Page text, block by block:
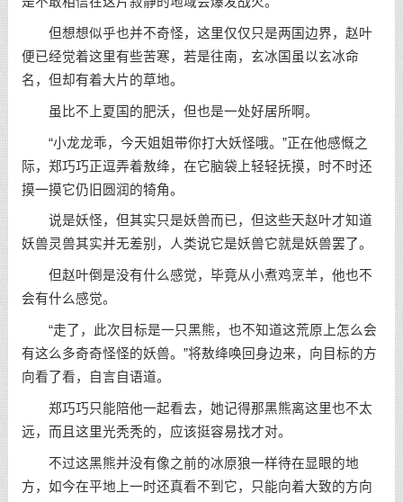
但想想似乎也并不奇怪，这里仅仅只是两国边界，赵叶
便已经觉着这里有些苦寒，若是往南，玄冰国虽以玄冰命
名，但却有着大片的草地。
虽比不上夏国的肥沃，但也是一处好居所啊。
“小龙龙乖，今天姐姐带你打大妖怪哦。”正在他感慨之
际，郑巧巧正逗弄着敖绛，在它脑袋上轻轻抚摸，时不时还
摸一摸它仍旧圆润的犄角。
说是妖怪，但其实只是妖兽而已，但这些天赵叶才知道
妖兽灵兽其实并无差别，人类说它是妖兽它就是妖兽罢了。
但赵叶倒是没有什么感觉，毕竟从小煮鸡烹羊，他也不
会有什么感觉。
“走了，此次目标是一只黑熊，也不知道这荒原上怎么会
有这么多奇奇怪怪的妖兽。”将敖绛唤回身边来，向目标的方
向看了看，自言自语道。
郑巧巧只能陪他一起看去，她记得那黑熊离这里也不太
远，而且这里光秃秃的，应该挺容易找才对。
不过这黑熊并没有像之前的冰原狼一样待在显眼的地
方，如今在平地上一时还真看不到它，只能向着大致的方向